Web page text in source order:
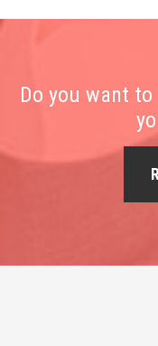
Do you want